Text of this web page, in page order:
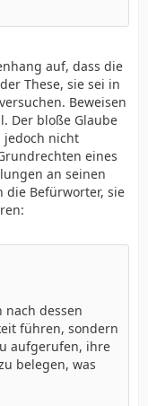
auf, dass die
These, sie sei in
Beweisen
Der bloße Glaube
jedoch nicht
eines
an seinen
die Befürworter, sie
nach dessen
führen, sondern
aufgerufen, ihre
belegen, was